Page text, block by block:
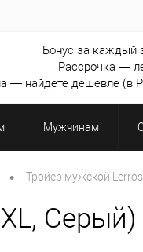
Бонус за каждый
Рассрочка —
— найдёте дешевле (в
Мужчинам
• Тройер мужской
Серый)